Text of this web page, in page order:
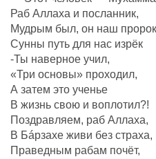
Раб Аллаха и посланник,
Мудрым был, он наш
Сунны путь для нас изрёк
-Ты наверное учил,
«Три основы» проходил,
А затем это ученье
В жизнь свою и воплотил?!
Поздравляем, раб Аллаха,
В Бáрзахе живи без страха,
Праведным рабам почëт,